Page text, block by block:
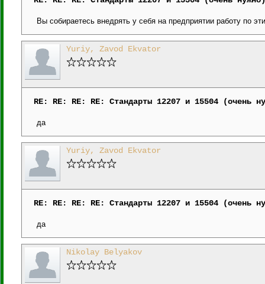
Вы собираетесь внедрять у себя на предприятии работу по
Yuriy, Zavod Ekvator
RE: RE: RE: RE: Стандарты 12207 и 15504 (очень
да
Yuriy, Zavod Ekvator
RE: RE: RE: RE: Стандарты 12207 и 15504 (очень
да
Nikolay Belyakov